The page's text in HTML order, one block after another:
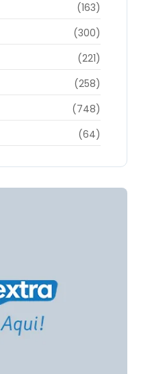
(163)
(300)
(221)
(258)
(748)
(64)